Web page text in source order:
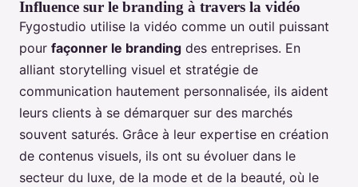
Influence sur le branding à travers la vidéo
Fygostudio utilise la vidéo comme un outil puissant
pour façonner le branding des entreprises. En
alliant storytelling visuel et stratégie de
communication hautement personnalisée, ils aident
leurs clients à se démarquer sur des marchés
souvent saturés. Grâce à leur expertise en création
de contenus visuels, ils ont su évoluer dans le
secteur du luxe, de la mode et de la beauté, où le